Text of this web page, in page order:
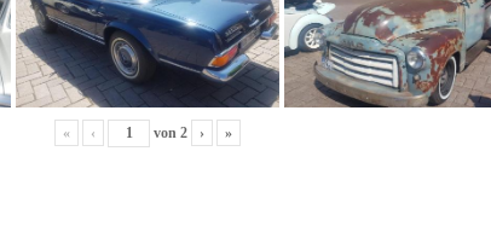
« ‹ von 2 › »